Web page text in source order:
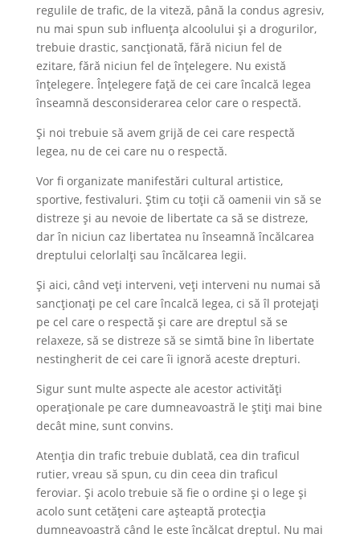
regulile de trafic, de la viteză, până la condus agresiv,
nu mai spun sub influența alcoolului și a drogurilor,
trebuie drastic, sancționată, fără niciun fel de
ezitare, fără niciun fel de înțelegere. Nu există
înțelegere. Înțelegere față de cei care încalcă legea
înseamnă desconsiderarea celor care o respectă.
Și noi trebuie să avem grijă de cei care respectă
legea, nu de cei care nu o respectă.
Vor fi organizate manifestări cultural artistice,
sportive, festivaluri. Știm cu toții că oamenii vin să se
distreze și au nevoie de libertate ca să se distreze,
dar în niciun caz libertatea nu înseamnă încălcarea
dreptului celorlalți sau încălcarea legii.
Și aici, când veți interveni, veți interveni nu numai să
sancționați pe cel care încalcă legea, ci să îl protejați
pe cel care o respectă și care are dreptul să se
relaxeze, să se distreze să se simtă bine în libertate
nestingherit de cei care îi ignoră aceste drepturi.
Sigur sunt multe aspecte ale acestor activități
operaționale pe care dumneavoastră le știți mai bine
decât mine, sunt convins.
Atenția din trafic trebuie dublată, cea din traficul
rutier, vreau să spun, cu din ceea din traficul
feroviar. Și acolo trebuie să fie o ordine și o lege și
acolo sunt cetățeni care așteaptă protecția
dumneavoastră când le este încălcat dreptul. Nu mai